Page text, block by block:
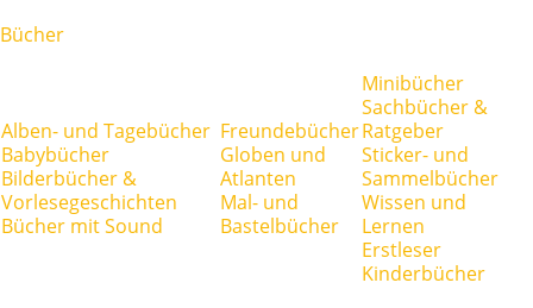
Bücher
Alben- und Tagebücher
Babybücher
Bilderbücher &
Vorlesegeschichten
Bücher mit Sound
Freundebücher
Globen und
Atlanten
Mal- und
Bastelbücher
Minibücher
Sachbücher &
Ratgeber
Sticker- und
Sammelbücher
Wissen und
Lernen
Erstleser
Kinderbücher